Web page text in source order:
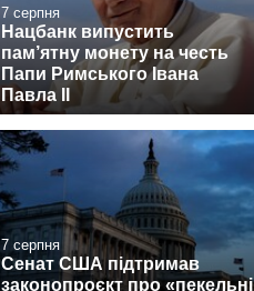
7 серпня
Нацбанк випустить
пам’ятну монету на честь
Папи Римського Івана
Павла II
7 серпня
Сенат США підтримав
законопроєкт про «пекельні